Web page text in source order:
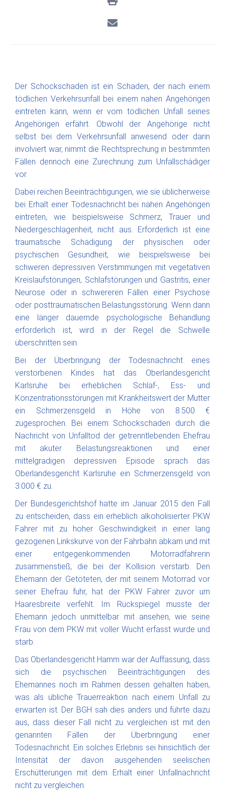
Der Schockschaden ist ein Schaden, der nach einem
tödlichen Verkehrsunfall bei einem nahen Angehörigen
eintreten kann, wenn er vom tödlichen Unfall seines
Angehörigen erfährt. Obwohl der Angehörige nicht
selbst bei dem Verkehrsunfall anwesend oder darin
involviert war, nimmt die Rechtsprechung in bestimmten
Fällen dennoch eine Zurechnung zum Unfallschädiger
vor.
Dabei reichen Beeinträchtigungen, wie sie üblicherweise
bei Erhalt einer Todesnachricht bei nahen Angehörigen
eintreten, wie beispielsweise Schmerz, Trauer und
Niedergeschlagenheit, nicht aus. Erforderlich ist eine
traumatische Schädigung der physischen oder
psychischen Gesundheit, wie beispielsweise bei
schweren depressiven Verstimmungen mit vegetativen
Kreislaufstörungen, Schlafstörungen und Gastritis, einer
Neurose oder in schwereren Fällen einer Psychose
oder posttraumatischen Belastungsstörung. Wenn dann
eine länger dauernde psychologische Behandlung
erforderlich ist, wird in der Regel die Schwelle
überschritten sein.
Bei der Überbringung der Todesnachricht eines
verstorbenen Kindes hat das Oberlandesgericht
Karlsruhe bei erheblichen Schlaf-, Ess- und
Konzentrationsstörungen mit Krankheitswert der Mutter
ein Schmerzensgeld in Höhe von 8.500 €
zugesprochen. Bei einem Schockschaden durch die
Nachricht von Unfalltod der getrenntlebenden Ehefrau
mit akuter Belastungsreaktionen und einer
mittelgradigen depressiven Episode sprach das
Oberlandesgericht Karlsruhe ein Schmerzensgeld von
3.000 € zu.
Der Bundesgerichtshof hatte im Januar 2015 den Fall
zu entscheiden, dass ein erheblich alkoholisierter PKW
Fahrer mit zu hoher Geschwindigkeit in einer lang
gezogenen Linkskurve von der Fahrbahn abkam und mit
einer entgegenkommenden Motorradfahrerin
zusammenstieß, die bei der Kollision verstarb. Den
Ehemann der Getöteten, der mit seinem Motorrad vor
seiner Ehefrau fuhr, hat der PKW Fahrer zuvor um
Haaresbreite verfehlt. Im Rückspiegel musste der
Ehemann jedoch unmittelbar mit ansehen, wie seine
Frau von dem PKW mit voller Wucht erfasst wurde und
starb.
Das Oberlandesgericht Hamm war der Auffassung, dass
sich die psychischen Beeinträchtigungen des
Ehemannes noch im Rahmen dessen gehalten haben,
was als übliche Trauerreaktion nach einem Unfall zu
erwarten ist. Der BGH sah dies anders und führte dazu
aus, dass dieser Fall nicht zu vergleichen ist mit den
genannten Fällen der Überbringung einer
Todesnachricht. Ein solches Erlebnis sei hinsichtlich der
Intensität der davon ausgehenden seelischen
Erschütterungen mit dem Erhalt einer Unfallnachricht
nicht zu vergleichen.